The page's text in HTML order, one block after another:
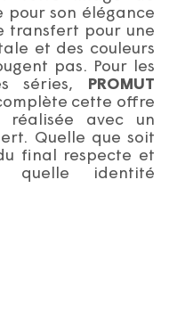
son élégance
transfert pour une
et des couleurs
pas. Pour les
séries, PROMUT
cette offre
avec un
Quelle que soit
final respecte et
quelle identité